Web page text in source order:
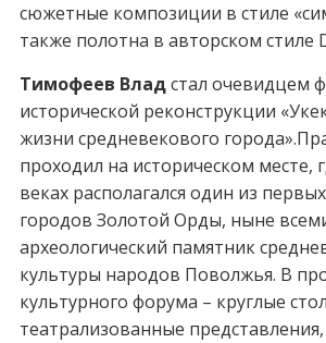
сюжетные композиции в стиле
также полотна в авторском стиле
Тимофеев Владстал очевидцем
исторической реконструкции
жизни средневекового
проходил на историческом месте,
веках располагался один из
городов Золотой Орды, ныне
археологический памятник
культуры народов Поволжья. В
культурного форума – круглые
театрализованные